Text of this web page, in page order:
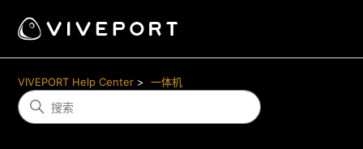
VIVEPORT Help Center 一体机